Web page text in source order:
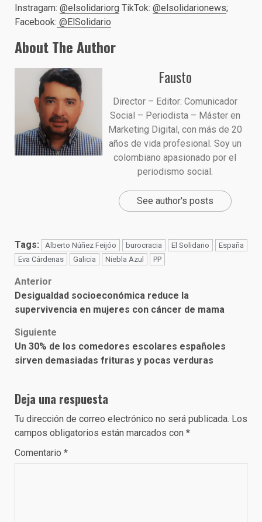
Instragam: @elsolidariorg TikTok: @elsolidarionews;
Facebook: @ElSolidario
About The Author
Fausto
Director – Editor: Comunicador
Social – Periodista – Máster en
Marketing Digital, con más de 20
años de vida profesional. Soy un
colombiano apasionado por el
periodismo social.
See author's posts
Tags: Alberto Núñez Feijóo burocracia El Solidario
España
Eva Cárdenas
Galicia Niebla Azul PP
Post
navigation
Anterior
Desigualdad socioeconómica reduce la
supervivencia en mujeres con cáncer de mama
Siguiente
Un 30% de los comedores escolares españoles
sirven demasiadas frituras y pocas verduras
Deja una respuesta
Tu dirección de correo electrónico no será publicada. Los
campos obligatorios están marcados con *
Comentario *